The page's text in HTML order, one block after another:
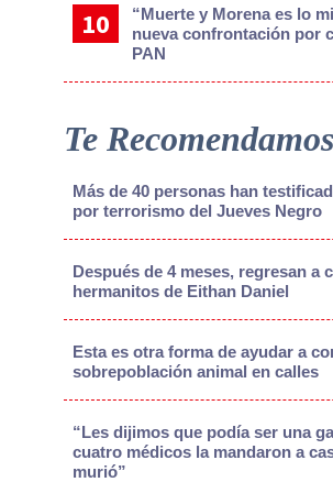
“Muerte y Morena es lo
nueva confrontación por
PAN
Te Recomendamos
Más de 40 personas han
por terrorismo del Jueves Negro
Después de 4 meses, regresan a
hermanitos de Eithan Daniel
Esta es otra forma de ayudar a
sobrepoblación animal en calles
“Les dijimos que podía ser una
cuatro médicos la mandaron a
murió”